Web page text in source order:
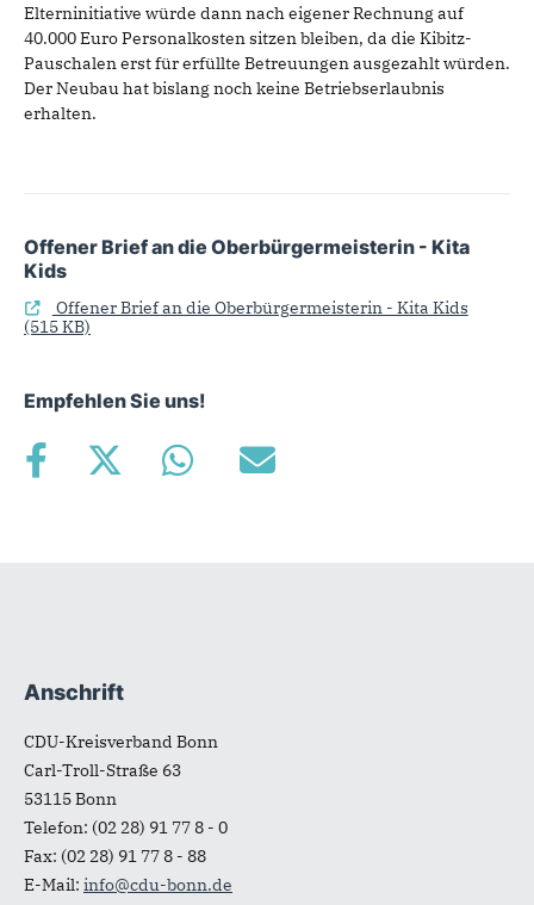
Elterninitiative würde dann nach eigener Rechnung auf
40.000 Euro Personalkosten sitzen bleiben, da die Kibitz-
Pauschalen erst für erfüllte Betreuungen ausgezahlt würden.
Der Neubau hat bislang noch keine Betriebserlaubnis
erhalten.
Offener Brief an die Oberbürgermeisterin - Kita
Kids
Offener Brief an die Oberbürgermeisterin - Kita Kids
(515 KB)
Empfehlen Sie uns!
Fußbereich
Anschrift
CDU-Kreisverband Bonn
Carl-Troll-Straße 63
53115Bonn
Telefon: (02 28) 91 77 8 - 0
Fax: (02 28) 91 77 8 - 88
E-Mail: info@cdu-bonn.de